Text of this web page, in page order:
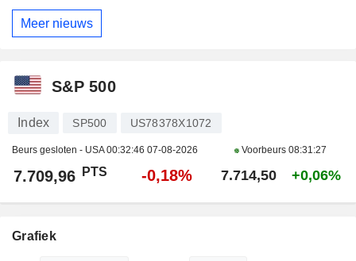
Meer nieuws
S&P 500
Index SP500 US78378X1072
Beurs gesloten - USA00:32:46 07-08-2026 Voorbeurs 08:31:27
7.709,96 PTS -0,18% 7.714,50 +0,06%
Grafiek